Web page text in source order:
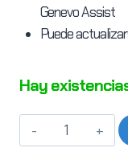
Genevo Assist
Puede
Hay
Bloqueador
láser